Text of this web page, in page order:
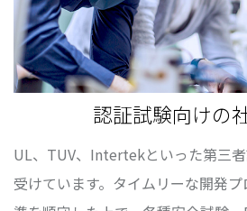
認証試験向けの
UL、TUV、Intertekといった第三
受けています。タイムリーな開発